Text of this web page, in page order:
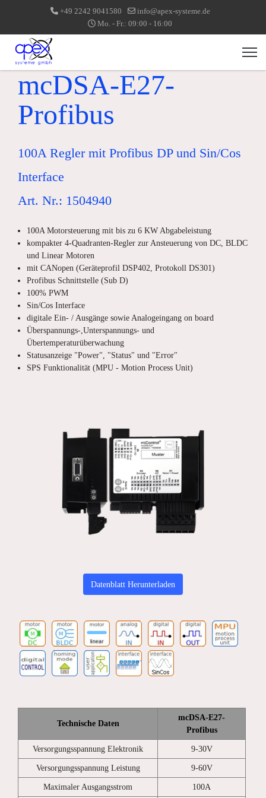
+49 2242 9041580
info@apex-systeme.de
Mo. - Fr.: 09:00 - 16:00
mcDSA-E27-
Profibus
100A Regler mit Profibus DP und Sin/Cos
Interface
Art. Nr.: 1504940
100A Motorsteuerung mit bis zu 6 KW Abgabeleistung
kompakter 4-Quadranten-Regler zur Ansteuerung von DC, BLDC
und Linear Motoren
mit CANopen (Geräteprofil DSP402, Protokoll DS301)
Profibus Schnittstelle (Sub D)
100% PWM
Sin/Cos Interface
digitale Ein- / Ausgänge sowie Analogeingang on board
Überspannungs-,Unterspannungs- und
Übertemperaturüberwachung
Statusanzeige "Power", "Status" und "Error"
SPS Funktionalität (MPU - Motion Process Unit)
Datenblatt Herunterladen
Technische Daten
mcDSA-E27-
Profibus
Versorgungsspannung Elektronik
9-30V
Versorgungsspannung Leistung
9-60V
Maximaler Ausgangsstrom
100A